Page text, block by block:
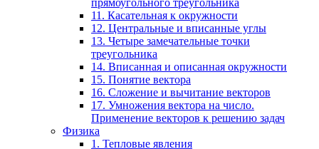
11. Касательная к окружности
12. Центральные и вписанные углы
13. Четыре замечательные точки
треугольника
14. Вписанная и описанная окружности
15. Понятие вектора
16. Сложение и вычитание векторов
17. Умножения вектора на число.
Применение векторов к решению задач
Физика
1. Тепловые явления